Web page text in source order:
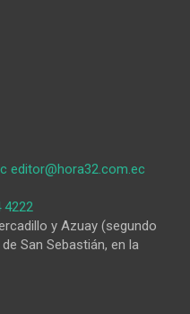
editor@hora32.com.ec
4222
y Azuay (segundo
San Sebastián, en la